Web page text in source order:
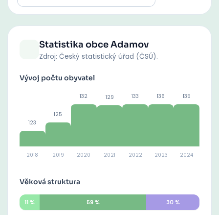
Statistika obceAdamov
Zdroj: Český statistický úřad (ČSÚ).
Vývoj počtu obyvatel
123
2018
125
2019
132
2020
129
2021
133
2022
136
2023
135
2024
Věková struktura
11 % 59% 30%